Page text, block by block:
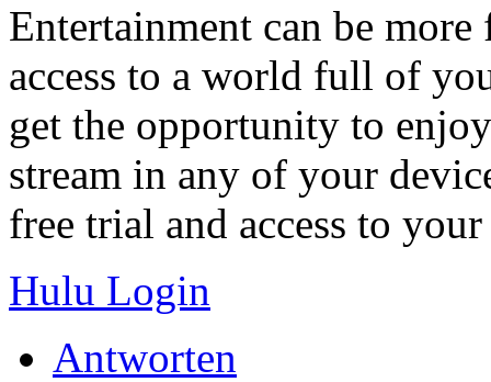
Entertainment can be
access to a world full of
get the opportunity to
stream in any of your
free trial and access to
Hulu Login
Antworten